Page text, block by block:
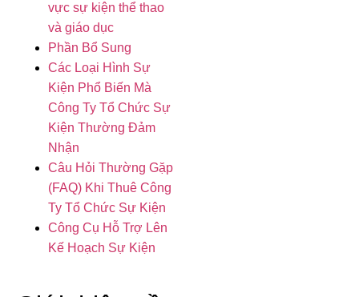
vực sự kiện thể thao
và giáo dục
Phần Bổ Sung
Các Loại Hình Sự
Kiện Phổ Biến Mà
Công Ty Tổ Chức Sự
Kiện Thường Đảm
Nhận
Câu Hỏi Thường Gặp
(FAQ) Khi Thuê Công
Ty Tổ Chức Sự Kiện
Công Cụ Hỗ Trợ Lên
Kế Hoạch Sự Kiện